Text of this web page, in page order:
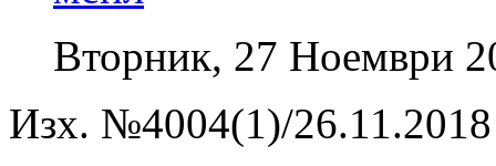
Вторник, 27 Ноември
Изх. №4004(1)/26.11.2018